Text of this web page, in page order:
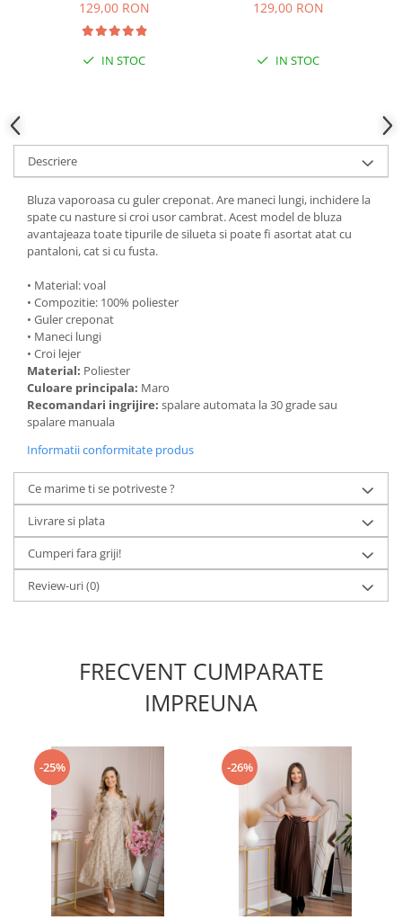
129,00 RON
IN STOC
129,00 RON
IN STOC
Descriere
Bluza vaporoasa cu guler creponat. Are maneci lungi, inchidere la
spate cu nasture si croi usor cambrat. Acest model de bluza
avantajeaza toate tipurile de silueta si poate fi asortat atat cu
pantaloni, cat si cu fusta.
• Material: voal
• Compozitie: 100% poliester
• Guler creponat
• Maneci lungi
• Croi lejer
Material: Poliester
Culoare principala: Maro
Recomandari ingrijire: spalare automata la 30 grade sau
spalare manuala
Informatii conformitate produs
Ce marime ti se potriveste ?
Livrare si plata
Cumperi fara griji!
Review-uri(0)
FRECVENT CUMPARATE
IMPREUNA
-25% -26%